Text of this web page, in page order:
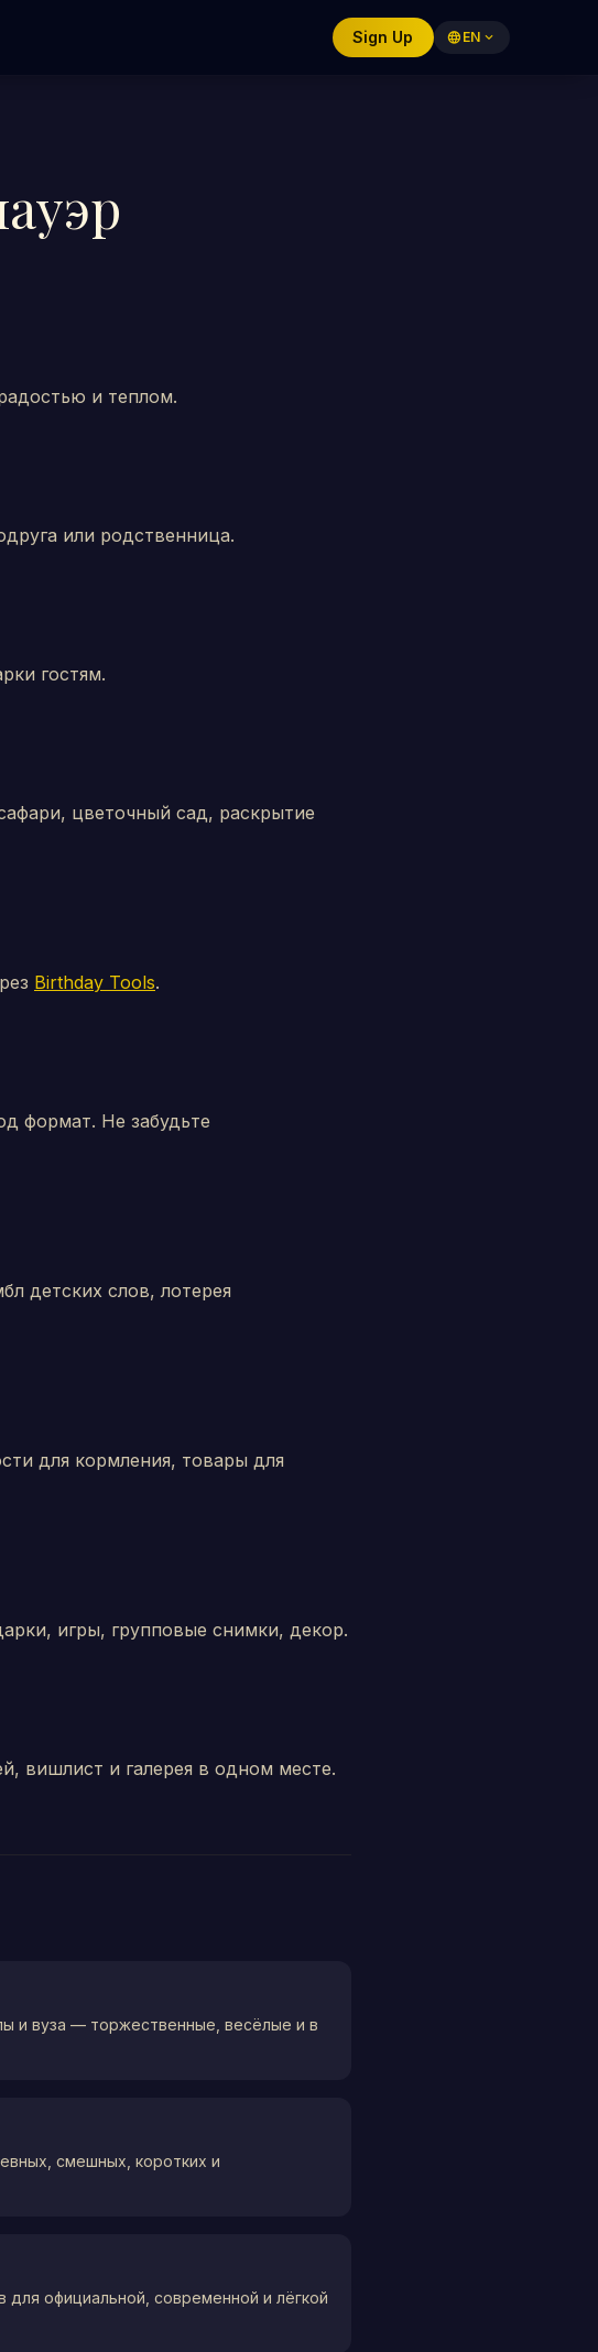
Sign Up language EN expand_more
и теплом.
или родственница.
гостям.
цветочный сад, раскрытие
Birthday Tools.
формат. Не забудьте
детских слов, лотерея
для кормления, товары для
игры, групповые снимки, декор.
вишлист и галерея в одном месте.
и вуза — торжественные, весёлые и в
смешных, коротких и
для официальной, современной и лёгкой